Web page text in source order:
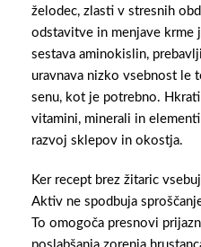
želodec, zlasti v stresnih
odstavitve in menjave krme
sestava aminokislin,
uravnava nizko vsebnost le
senu, kot je potrebno.
vitamini, minerali in
razvoj sklepov in okostja.
Ker recept brez žitaric
Aktiv ne spodbuja
To omogoča presnovi